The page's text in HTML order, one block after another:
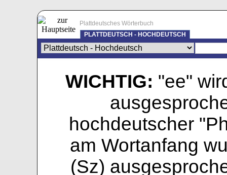
Plattdeutsches Wörterbuch
PLATTDEUTSCH - HOCHDEUTSCH
WICHTIG: "ee"
hochdeutscher
am Wortanfang
(Sz)